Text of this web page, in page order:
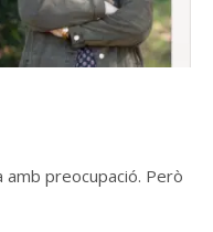
preocupació. Però